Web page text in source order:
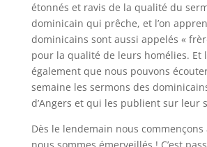
étonnés et ravis de la qualité du
dominicain qui prêche, et l’on
dominicains sont aussi appelés «
pour la qualité de leurs homélies. Et
également que nous pouvons
semaine les sermons des
d’Angers et qui les publient sur leur
Dès le lendemain nous